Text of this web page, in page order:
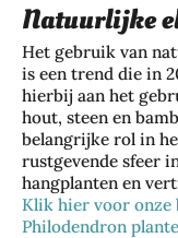
Natuurlijke
Het gebruik van
is een trend die in
hierbij aan het
hout, steen en
belangrijke rol in
rustgevende sfeer
hangplanten en
Klik hier voor onze
Philodendron